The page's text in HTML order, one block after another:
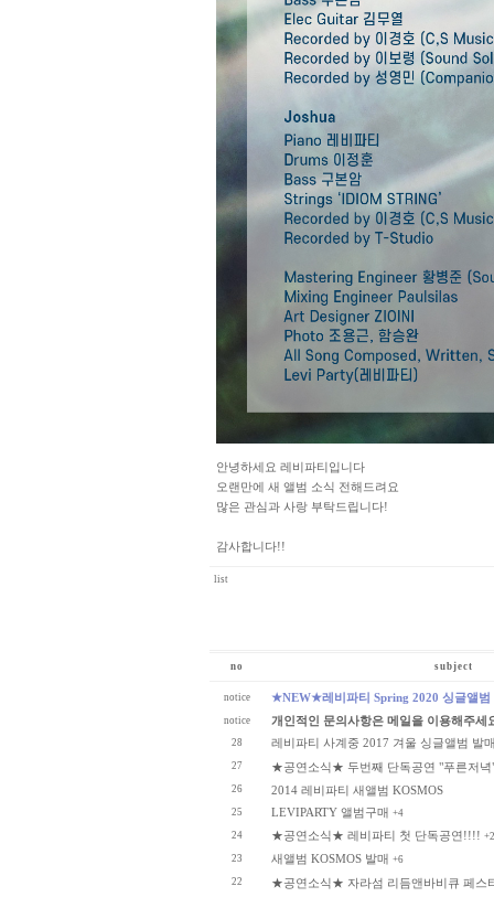
안녕하세요 레비파티입니다
오랜만에 새 앨범 소식 전해드려요
많은 관심과 사랑 부탁드립니다!
감사합니다!!
list
no subject
notice ★NEW★레비파티 Spring 2020 싱글앨
notice 개인적인 문의사항은 메일을 이용해주세
28 레비파티 사계중 2017 겨울 싱글앨범 발
27 ★공연소식★ 두번째 단독공연 "푸른저녁
26 2014 레비파티 새앨범 KOSMOS
25 LEVIPARTY 앨범구매 +4
24
★공연소식★ 레비파티 첫 단독공연!!!! +2
23
새앨범 KOSMOS 발매 +6
22
★공연소식★ 자라섬 리듬앤바비큐 페스